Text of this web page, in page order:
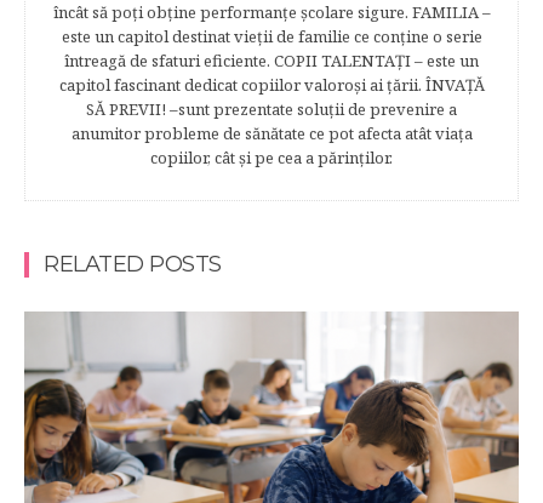
încât să poţi obţine performanţe şcolare sigure. FAMILIA –
este un capitol destinat vieţii de familie ce conţine o serie
întreagă de sfaturi eficiente. COPII TALENTAŢI – este un
capitol fascinant dedicat copiilor valoroși ai țării. ÎNVAŢĂ
SĂ PREVII! –sunt prezentate soluţii de prevenire a
anumitor probleme de sănătate ce pot afecta atât viaţa
copiilor, cât şi pe cea a părinţilor.
RELATED POSTS